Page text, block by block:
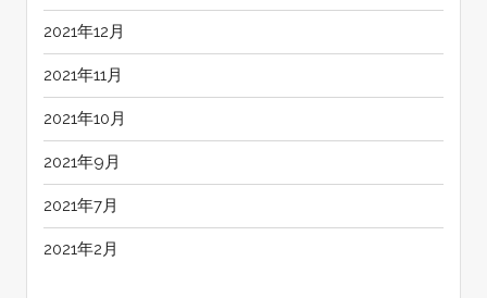
2021年12月
2021年11月
2021年10月
2021年9月
2021年7月
2021年2月